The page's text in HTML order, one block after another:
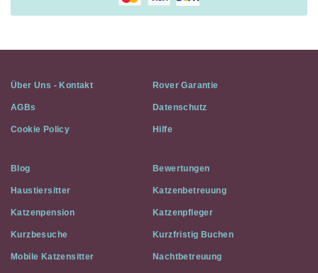
Über Uns - Kontakt Rover Garantie
AGBs Datenschutz
Cookie Policy Hilfe
Blog Bewertungen
Haustiersitter Katzenbetreuung
Katzenpension Katzenpfleger
Kurzbesuche Kurzfristig Buchen
Mobile Katzensitter Nachtbetreuung